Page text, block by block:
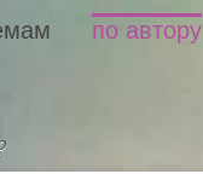
по автору